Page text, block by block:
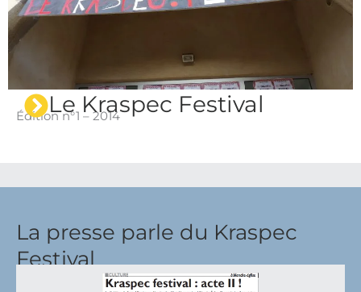
Le Kraspec Festival
Édition n°1 – 2014
La presse parle du Kraspec
Festival